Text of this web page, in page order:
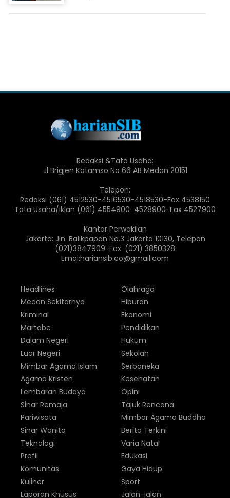
Redaksi &Tata Usaha:
Jl Brigjen Katamso No 66 AB Medan 20151
Telepon:
Redaksi (061) 4512530-4516530-4518530-Fax 4538150
Tata Usaha/Iklan (061) 4554900-4528900-Fax 4527900
Kantor Perwakilan
Jakarta: Jln. Balikpapan No.3 Jakarta 10130, Telepon
(021)3847909-Fax: (021) 3850328
Emai:hariansib.co@gmail.com
Headlines
Medan Sekitarnya
Kriminal
Martabe
Dalam Negeri
Luar Negeri
Olahraga
Hiburan
Ekonomi
Pendidikan
Hukum
Sekolah
Mimbar Agama Islam
Agama Kristen
Lembaran Budaya
Sinar Remaja
Pariwisata
Sinar Wanita
Serbaneka
Kesehatan
Opini
Tajuk Rencana
Mimbar Agama Buddha
Berita Terkini
Teknologi
Profil
Komunitas
Kuliner
Laporan Khusus
Varia Natal
Edukasi
Gaya Hidup
Sport
Jalan-jalan